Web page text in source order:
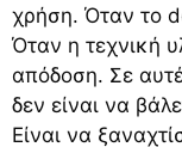
χρήση. Όταν το
Όταν η τεχνική
απόδοση. Σε
δεν είναι να
Είναι να